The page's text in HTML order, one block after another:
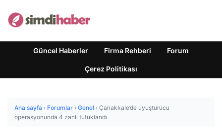
Güncel Haberler Firma Rehberi Forum
Çerez Politikası
Ana sayfa › Forumlar › Genel › Çanakkale’de uyuşturucu
operasyonunda 4 zanlı tutuklandı